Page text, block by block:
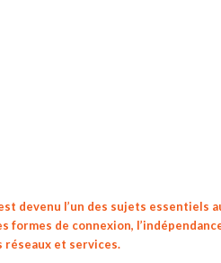
devenu l’un des sujets essentiels
de connexion,
réseaux et services.